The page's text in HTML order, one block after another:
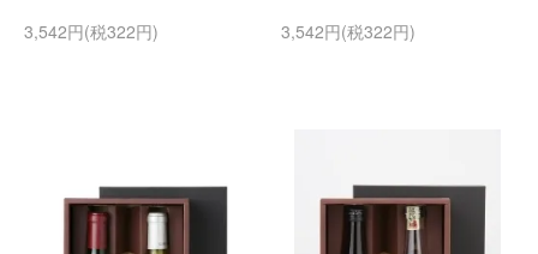
3,542円(税322円)
3,542円(税322円)